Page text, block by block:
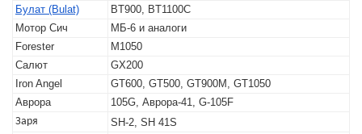
Булат (Bulat)
BT900, BT1100C
Мотор Сич
МБ-6 и аналоги
Forester
M1050
Салют
GX200
Iron Angel
GT600, GT500, GT900M, GT1050
Аврора
105G, Аврора-41, G-105F
Заря
SH-2, SH 41S